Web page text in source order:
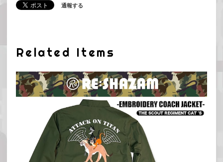
通報する
Related Items